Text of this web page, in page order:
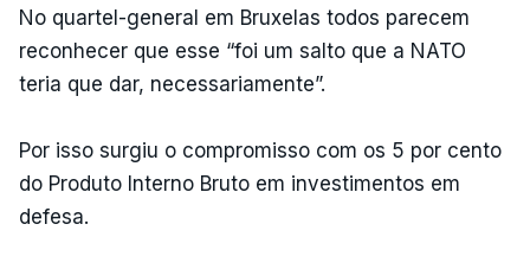
No quartel-general em Bruxelas todos parecem
reconhecer que esse “foi um salto que a NATO
teria que dar, necessariamente”.
Por isso surgiu o compromisso com os 5 por cento
do Produto Interno Bruto em investimentos em
defesa.